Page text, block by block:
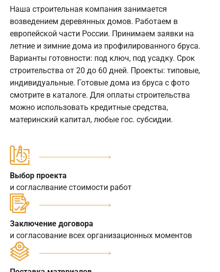
Наша строительная компания занимается
возведением деревянных домов. Работаем в
европейской части России. Принимаем заявки на
летние и зимние дома из профилированного бруса.
Варианты готовности: под ключ, под усадку. Срок
строительства от 20 до 60 дней. Проекты: типовые,
индивидуальные. Готовые дома из бруса с фото
смотрите в каталоге. Для оплаты строительства
можно использовать кредитные средства,
материнский капитал, любые гос. субсидии.
Выбор проекта
и согласлвание стоимости работ
Заключение договора
и согласование всех организационных моментов